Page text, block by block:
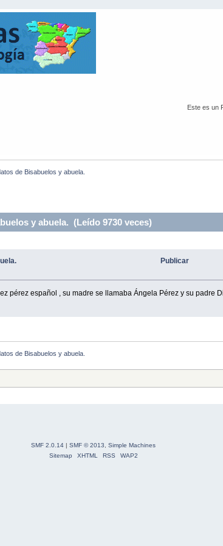
Este es un
de Bisabuelos y abuela.
y abuela. (Leído 9730 veces)
Publicar
pérez español , su madre se llamaba Ángela Pérez y su padre
de Bisabuelos y abuela.
SMF 2.0.14 | SMF © 2013, Simple Machines
Sitemap
XHTML RSS WAP2